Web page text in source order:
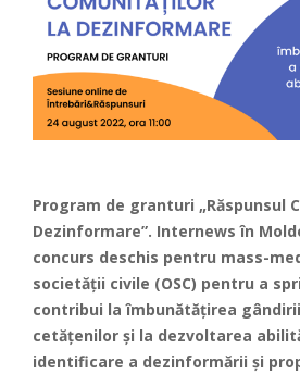
Program de granturi „Răspunsul
Dezinformare”. Internews în
concurs deschis pentru mass-
societății civile (OSC) pentru a
contribui la îmbunătățirea
cetățenilor și la dezvoltarea
identificare a dezinformării și